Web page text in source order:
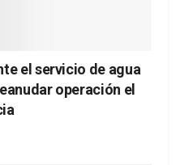
el servicio de agua
operación el